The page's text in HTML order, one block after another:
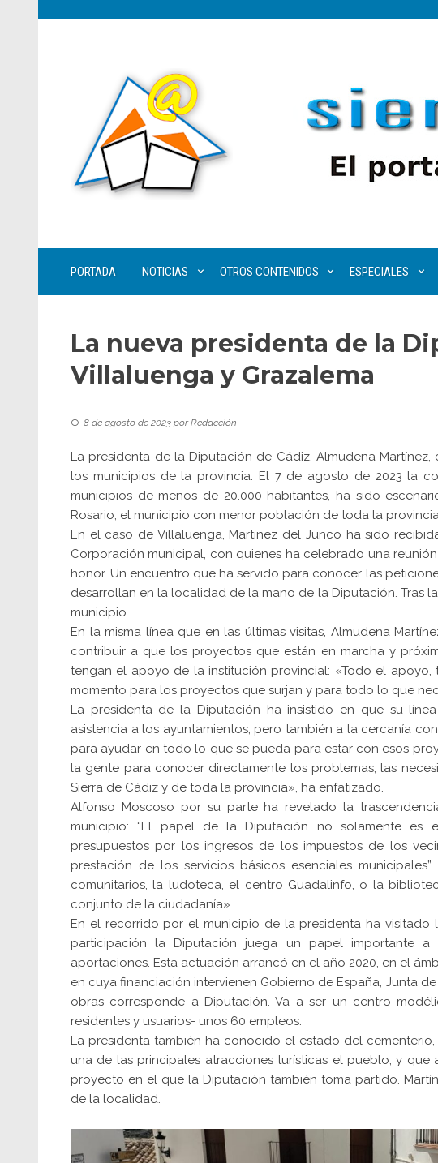
PORTADA NOTICIAS OTROS CONTENIDOS ESPECIALES
La nueva presidenta de la
Villaluenga y Grazalema
8 de agosto de 2023 porRedacción
La presidenta de la Diputación de Cádiz, Almudena
los municipios de la provincia. El 7 de agosto de 2023 la
municipios de menos de 20.000 habitantes, ha sido
Rosario, el municipio con menor población de toda la
En el caso de Villaluenga, Martínez del Junco ha sido
Corporación municipal, con quienes ha celebrado una
honor. Un encuentro que ha servido para conocer las
desarrollan en la localidad de la mano de la Diputación. Tras
municipio.
En la misma línea que en las últimas visitas, Almudena
contribuir a que los proyectos que están en marcha y
tengan el apoyo de la institución provincial: «Todo el
momento para los proyectos que surjan y para todo lo que
La presidenta de la Diputación ha insistido en que su
asistencia a los ayuntamientos, pero también a la cercanía
para ayudar en todo lo que se pueda para estar con esos
la gente para conocer directamente los problemas, las
Sierra de Cádiz y de toda la provincia», ha enfatizado.
Alfonso Moscoso por su parte ha revelado la
municipio: “El papel de la Diputación no solamente es
presupuestos por los ingresos de los impuestos de los
prestación de los servicios básicos esenciales
comunitarios, la ludoteca, el centro Guadalinfo, o la
conjunto de la ciudadanía».
En el recorrido por el municipio de la presidenta ha
participación la Diputación juega un papel importante
aportaciones. Esta actuación arrancó en el año 2020, en el
en cuya financiación intervienen Gobierno de España, Junta
obras corresponde a Diputación. Va a ser un centro
residentes y usuarios- unos 60 empleos.
La presidenta también ha conocido el estado del
una de las principales atracciones turísticas el pueblo, y que
proyecto en el que la Diputación también toma partido.
de la localidad.